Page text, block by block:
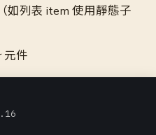
如列表 item 使用靜態子
元件